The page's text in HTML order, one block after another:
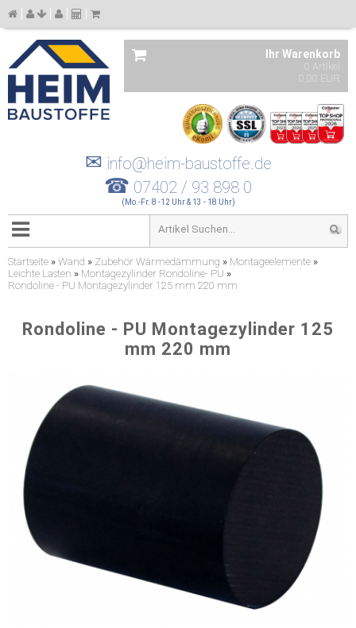
Ihr Warenkorb
0 Artikel
0,00 EUR
✉ info@heim-baustoffe.de
☎ 07402 / 93 898 0
(Mo.-Fr. 8 -12 Uhr & 13 - 18 Uhr)
Startseite » Wand » Zubehör Wärmedämmung » Montageelemente »
Leichte Lasten » Montagezylinder Rondoline- PU »
Rondoline - PU Montagezylinder 125 mm 220 mm
Rondoline - PU Montagezylinder 125
mm 220 mm